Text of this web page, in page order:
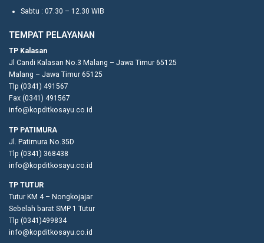
Sabtu : 07.30 – 12.30 WIB
TEMPAT PELAYANAN
TP Kalasan
Jl Candi Kalasan No.3 Malang – Jawa Timur 65125
Malang – Jawa Timur 65125
Tlp (0341) 491567
Fax (0341) 491567
info@kopditkosayu.co.id
TP PATIMURA
Jl. Patimura No.35D
Tlp (0341) 368438
info@kopditkosayu.co.id
TP TUTUR
Tutur KM 4 – Nongkojajar
Sebelah barat SMP 1 Tutur
Tlp (0341)499834
info@kopditkosayu.co.id